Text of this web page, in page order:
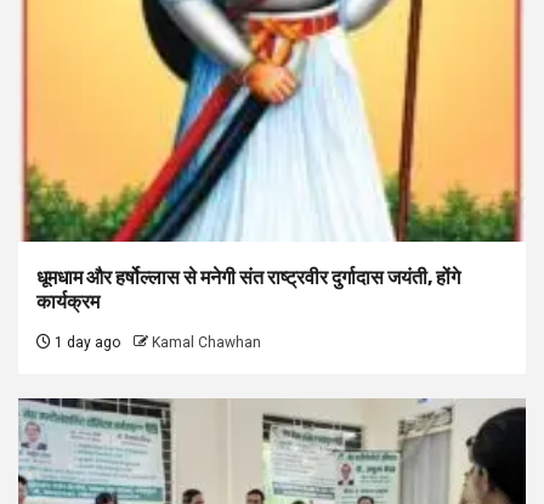
धूमधाम और हर्षोल्लास से मनेगी संत राष्ट्रवीर दुर्गादास जयंती, होंगे
कार्यक्रम
1 day ago Kamal Chawhan